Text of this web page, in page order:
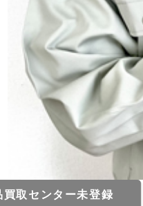
買取センター未登録